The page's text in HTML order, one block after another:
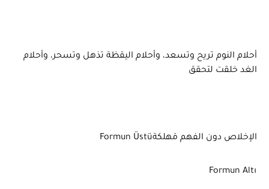
أحلام النوم تريح وتسعد، وأحلام اليقظة تذهل وتسحر، وأحلام
الغد خلقت لتحقق
الإخلاص دون الفهم مَهلكةFormun Üstü
Formun Altı